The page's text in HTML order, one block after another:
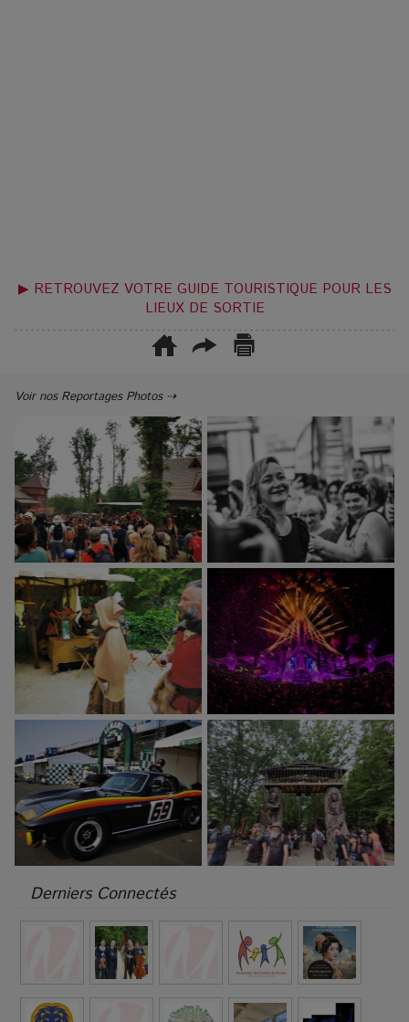
▶ RETROUVEZ VOTRE GUIDE TOURISTIQUE POUR LES
LIEUX DE SORTIE
Voir nos Reportages Photos ⇢
Derniers Connectés